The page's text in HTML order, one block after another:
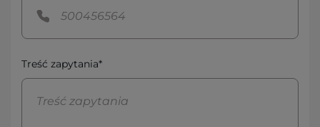
Treść zapytania*